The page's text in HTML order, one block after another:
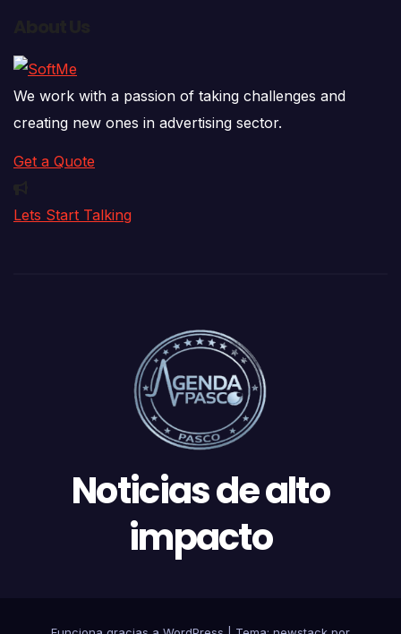
We work with a passion of taking challenges and
creating new ones in advertising sector.
Get a Quote
Lets Start Talking
Noticias de alto
impacto